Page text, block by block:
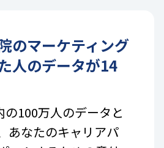
のマーケティング
人のデータが14
100万人のデータと
あなたのキャリアパ